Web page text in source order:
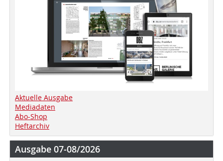
Aktuelle Ausgabe
Mediadaten
Abo-Shop
Heftarchiv
Ausgabe 07-08/2026